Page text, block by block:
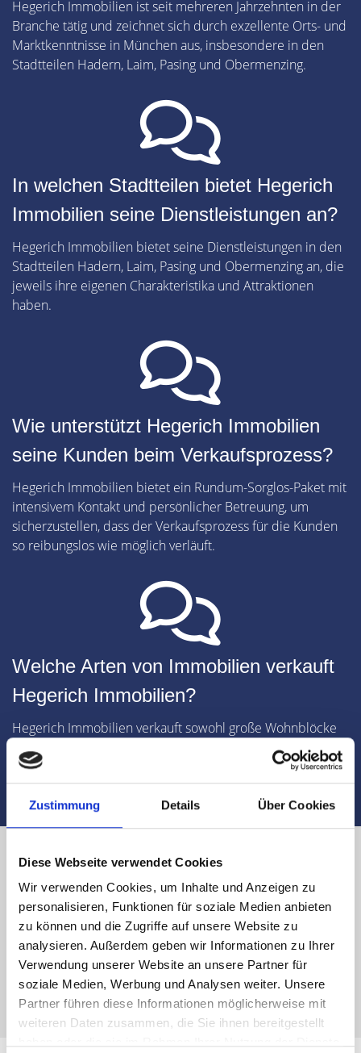
Zustimmung Details Über Cookies
Diese Webseite verwendet Cookies
Wir verwenden Cookies, um Inhalte und Anzeigen zu
personalisieren, Funktionen für soziale Medien anbieten
zu können und die Zugriffe auf unsere Website zu
analysieren. Außerdem geben wir Informationen zu Ihrer
Verwendung unserer Website an unsere Partner für
soziale Medien, Werbung und Analysen weiter. Unsere
Partner führen diese Informationen möglicherweise mit
weiteren Daten zusammen, die Sie ihnen bereitgestellt
Hegerich Immobilien ist seit mehreren Jahrzehnten in der
Branche tätig und zeichnet sich durch exzellente Orts- und
Marktkenntnisse in München aus, insbesondere in den
Stadtteilen Hadern, Laim, Pasing und Obermenzing.
In welchen Stadtteilen bietet Hegerich
Immobilien seine Dienstleistungen an?
Hegerich Immobilien bietet seine Dienstleistungen in den
Stadtteilen Hadern, Laim, Pasing und Obermenzing an, die
jeweils ihre eigenen Charakteristika und Attraktionen
haben.
Wie unterstützt Hegerich Immobilien
seine Kunden beim Verkaufsprozess?
Hegerich Immobilien bietet ein Rundum-Sorglos-Paket mit
intensivem Kontakt und persönlicher Betreuung, um
sicherzustellen, dass der Verkaufsprozess für die Kunden
so reibungslos wie möglich verläuft.
Welche Arten von Immobilien verkauft
Hegerich Immobilien?
Hegerich Immobilien verkauft sowohl große Wohnblöcke
als auch hübsche Einfamilienhäuser, die in den
verschiedenen Stadtteilen Münchens erhältlich sind.
Wohnungsmaklerfür
80689 München- wir
beraten Sie gern